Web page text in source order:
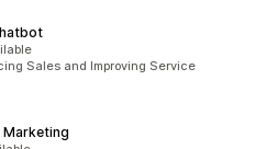
Sales and Improving Service
Marketing